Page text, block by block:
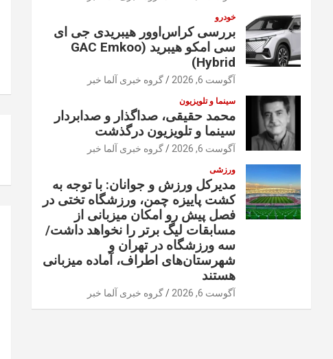
خودرو
بررسی کراس‌اوور هیبریدی جی ای
سی امکو هیبرید (GAC Emkoo
Hybrid)
آگوست 6, 2026 گروه خبری آلما خبر
سینما و تلویزیون
محمد حقیقی، صداگذار و صدابردار
سینما و تلویزیون درگذشت
آگوست 6, 2026 گروه خبری آلما خبر
ورزشی
مدیرکل ورزش و جوانان: با توجه به
کشت پاییزه چمن، ورزشگاه تختی در
فصل پیش رو امکان میزبانی از
مسابقات لیگ برتر را نخواهد داشت/
سه ورزشگاه در تهران و
شهرستان‌های اطراف، آماده میزبانی
هستند
آگوست 6, 2026 گروه خبری آلما خبر